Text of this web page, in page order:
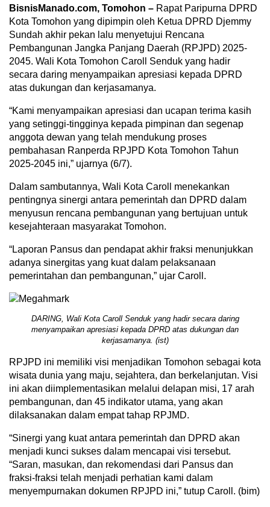
BisnisManado.com, Tomohon – Rapat Paripurna DPRD
Kota Tomohon yang dipimpin oleh Ketua DPRD Djemmy
Sundah akhir pekan lalu menyetujui Rencana
Pembangunan Jangka Panjang Daerah (RPJPD) 2025-
2045. Wali Kota Tomohon Caroll Senduk yang hadir
secara daring menyampaikan apresiasi kepada DPRD
atas dukungan dan kerjasamanya.
“Kami menyampaikan apresiasi dan ucapan terima kasih
yang setinggi-tingginya kepada pimpinan dan segenap
anggota dewan yang telah mendukung proses
pembahasan Ranperda RPJPD Kota Tomohon Tahun
2025-2045 ini,” ujarnya (6/7).
Dalam sambutannya, Wali Kota Caroll menekankan
pentingnya sinergi antara pemerintah dan DPRD dalam
menyusun rencana pembangunan yang bertujuan untuk
kesejahteraan masyarakat Tomohon.
“Laporan Pansus dan pendapat akhir fraksi menunjukkan
adanya sinergitas yang kuat dalam pelaksanaan
pemerintahan dan pembangunan,” ujar Caroll.
DARING, Wali Kota Caroll Senduk yang hadir secara daring
menyampaikan apresiasi kepada DPRD atas dukungan dan
kerjasamanya. (ist)
RPJPD ini memiliki visi menjadikan Tomohon sebagai kota
wisata dunia yang maju, sejahtera, dan berkelanjutan. Visi
ini akan diimplementasikan melalui delapan misi, 17 arah
pembangunan, dan 45 indikator utama, yang akan
dilaksanakan dalam empat tahap RPJMD.
“Sinergi yang kuat antara pemerintah dan DPRD akan
menjadi kunci sukses dalam mencapai visi tersebut.
“Saran, masukan, dan rekomendasi dari Pansus dan
fraksi-fraksi telah menjadi perhatian kami dalam
menyempurnakan dokumen RPJPD ini,” tutup Caroll. (bim)